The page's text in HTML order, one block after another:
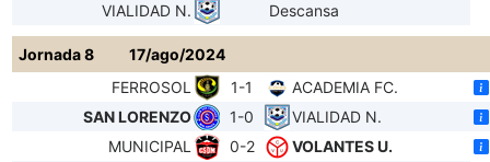
VIALIDAD N.
Descansa
Jornada 8
17/ago/2024
FERROSOL
1-1
ACADEMIA FC.
SAN LORENZO
1-0
VIALIDAD N.
MUNICIPAL
0-2
VOLANTES U.